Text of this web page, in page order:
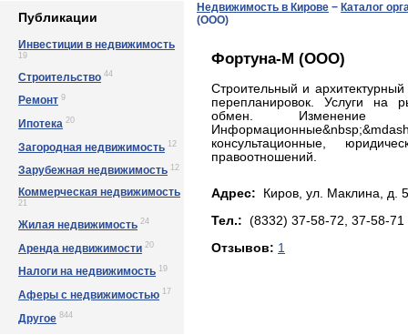
Публикации
Инвестиции в недвижимость
19
Строительство 44
Ремонт 9
Ипотека 20
Загородная недвижимость 12
Зарубежная недвижимость 12
Коммерческая недвижимость
21
Жилая недвижимость 24
Аренда недвижимости 20
Налоги на недвижимость 19
Аферы с недвижимостью 17
Другое 844
Недвижимость в Кирове − Каталог
(ООО)
Фортуна-М (ООО)
Строительный и
перепланировок. Услуги на
обмен. Изменение
консультационные,
правоотношений.
Адрес: Киров, ул. Мaклинa, д.
Тел.: (8332) 37-58-72, 37-58-71
Отзывов: 1